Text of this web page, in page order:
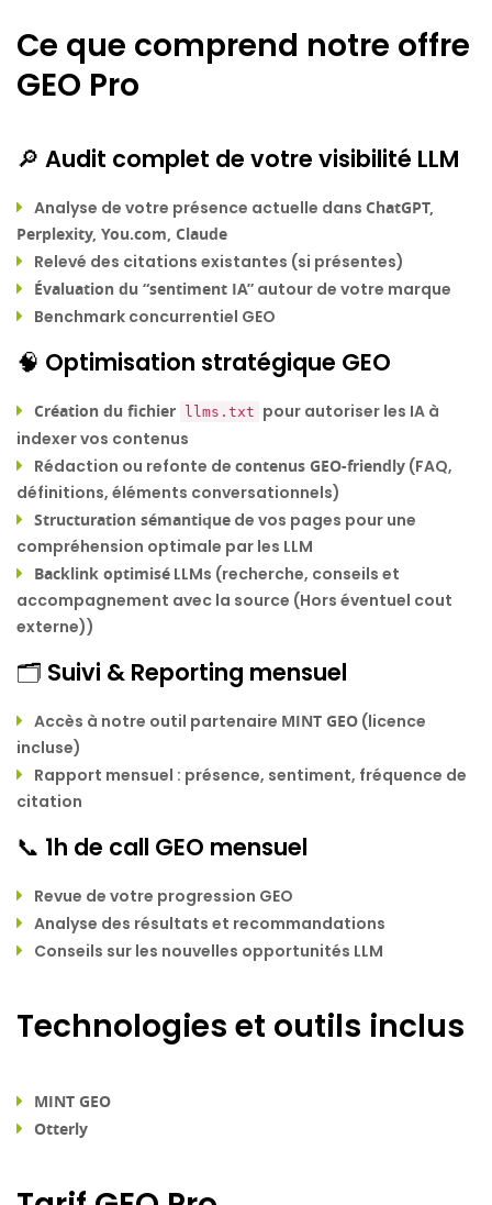
Ce que comprend notre offre
GEO Pro
🔎 Audit complet de votre visibilité LLM
Analyse de votre présence actuelle dans ChatGPT,
Perplexity, You.com, Claude
Relevé des citations existantes (si présentes)
Évaluation du “sentiment IA” autour de votre marque
Benchmark concurrentiel GEO
🧠 Optimisation stratégique GEO
Création du fichier llms.txt pour autoriser les IA à
indexer vos contenus
Rédaction ou refonte de contenus GEO-friendly (FAQ,
définitions, éléments conversationnels)
Structuration sémantique de vos pages pour une
compréhension optimale par les LLM
Backlink optimisé LLMs (recherche, conseils et
accompagnement avec la source (Hors éventuel cout
externe))
🗂 Suivi & Reporting mensuel
Accès à notre outil partenaire MINT GEO (licence
incluse)
Rapport mensuel : présence, sentiment, fréquence de
citation
📞 1h de call GEO mensuel
Revue de votre progression GEO
Analyse des résultats et recommandations
Conseils sur les nouvelles opportunités LLM
Technologies et outils inclus
MINT GEO
Otterly